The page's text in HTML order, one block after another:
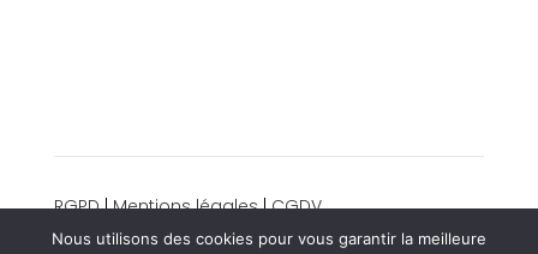
RGPD|Mentions légales|CGDV
© 2024 La centrale électronique. Tous droits
Nous utilisons des cookies pour vous garantir la meilleure